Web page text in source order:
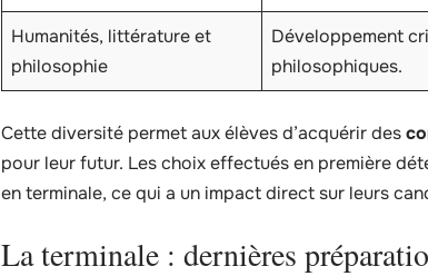
Humanités, littérature et
philosophie
Développement
philosophiques.
Cette diversité permet aux élèves d’acquérir des
pour leur futur. Les choix effectués en première
en terminale, ce qui a un impact direct sur leurs
La terminale : dernières